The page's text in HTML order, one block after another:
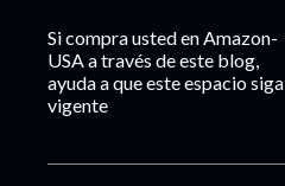
Si compra usted en Amazon-
USA a través de este blog,
ayuda a que este espacio siga
vigente